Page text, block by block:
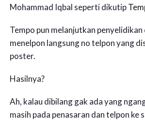
Mohammad Iqbal seperti dikutip
Tempo pun melanjutkan penyelidikan
menelpon langsung no telpon yang
poster.
Hasilnya?
Ah, kalau dibilang gak ada yang
masih pada penasaran dan telpon ke